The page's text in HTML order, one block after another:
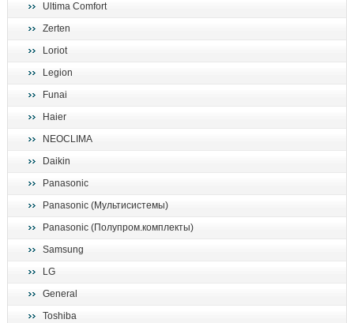
Ultima Comfort
Zerten
Loriot
Legion
Funai
Haier
NEOCLIMA
Daikin
Panasonic
Panasonic (Мультисистемы)
Panasonic (Полупром.комплекты)
Samsung
LG
General
Toshiba